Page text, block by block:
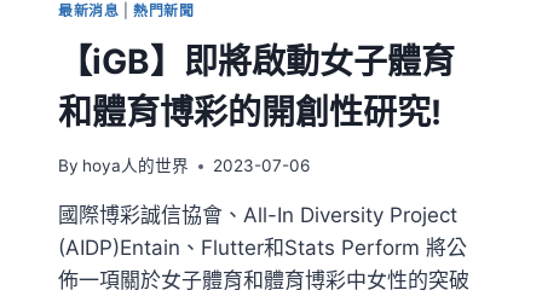
最新消息 |熱門新聞
【iGB】即將啟動女子體育
和體育博彩的開創性研究!
By hoya人的世界 2023-07-06
國際博彩誠信協會、All-In Diversity Project
(AIDP)Entain、Flutter和Stats Perform 將公
佈一項關於女子體育和體育博彩中女性的突破